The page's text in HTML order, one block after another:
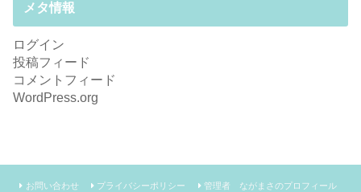
メタ情報
ログイン
投稿フィード
コメントフィード
WordPress.org
お問い合わせ プライバシーポリシー 管理者 ながまさのプロフィール